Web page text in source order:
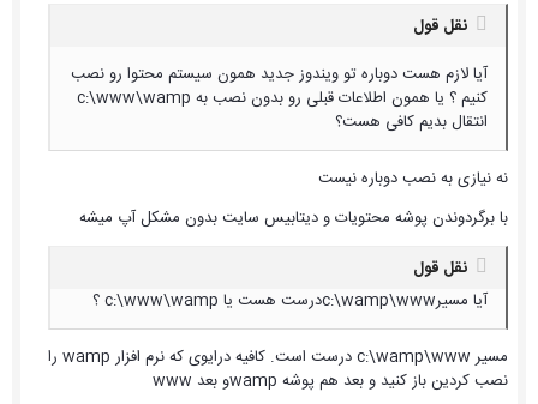
نقل قول
آیا لازم هست دوباره تو ویندوز جدید همون سیستم محتوا رو نصب
کنیم ؟ یا همون اطلاعات قبلی رو بدون نصب به c:\www\wamp
انتقال بدیم کافی هست؟
نه نیازی به نصب دوباره نیست
با برگردوندن پوشه محتویات و دیتابیس سایت بدون مشکل آپ میشه
نقل قول
آیا مسیرc:\wamp\wwwدرست هست یا c:\www\wamp ؟
مسیر c:\wamp\www درست است. کافیه درایوی که نرم افزار wamp را
نصب کردین باز کنید و بعد هم پوشه wampو بعد www